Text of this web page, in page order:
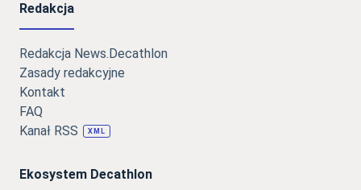
Redakcja
Redakcja News.Decathlon
Zasady redakcyjne
Kontakt
FAQ
Kanał RSS
XML
Ekosystem Decathlon